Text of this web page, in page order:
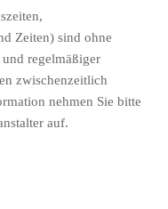
Zeiten) sind ohne
regelmäßiger
zwischenzeitlich
nehmen Sie bitte
auf.